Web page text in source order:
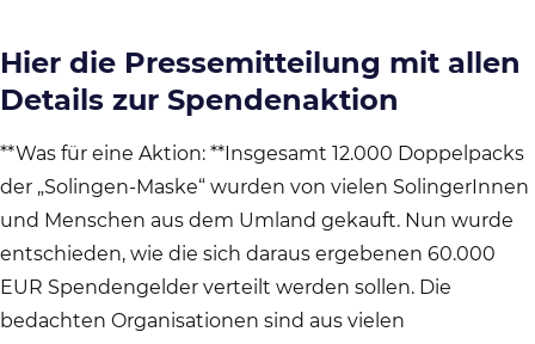
Hier die Pressemitteilung mit allen
Details zur Spendenaktion
**Was für eine Aktion: **Insgesamt 12.000 Doppelpacks
der „Solingen-Maske“ wurden von vielen SolingerInnen
und Menschen aus dem Umland gekauft. Nun wurde
entschieden, wie die sich daraus ergebenen 60.000
EUR Spendengelder verteilt werden sollen. Die
bedachten Organisationen sind aus vielen